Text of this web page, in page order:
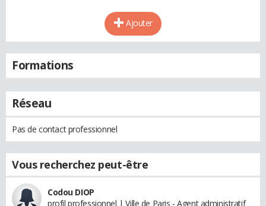
Ajouter
Formations
Réseau
Pas de contact professionnel
Vous recherchez peut-être
Codou DIOP
profil professionnel | Ville de Paris - Agent administratif